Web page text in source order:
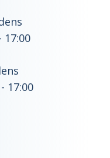
17:00
17:00